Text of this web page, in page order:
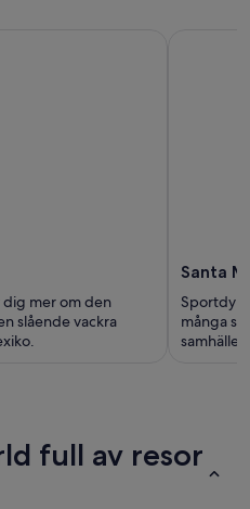
dig mer om den
slående vackra
Santa
Sportdyk
många
full av resor